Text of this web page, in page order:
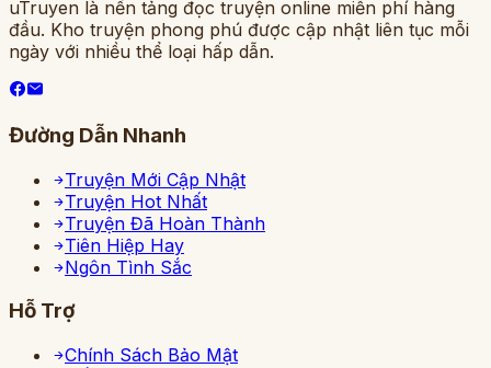
uTruyen là nền tảng đọc truyện online miễn phí hàng
đầu. Kho truyện phong phú được cập nhật liên tục mỗi
ngày với nhiều thể loại hấp dẫn.
Đường Dẫn Nhanh
Truyện Mới Cập Nhật
Truyện Hot Nhất
Truyện Đã Hoàn Thành
Tiên Hiệp Hay
Ngôn Tình Sắc
Hỗ Trợ
Chính Sách Bảo Mật